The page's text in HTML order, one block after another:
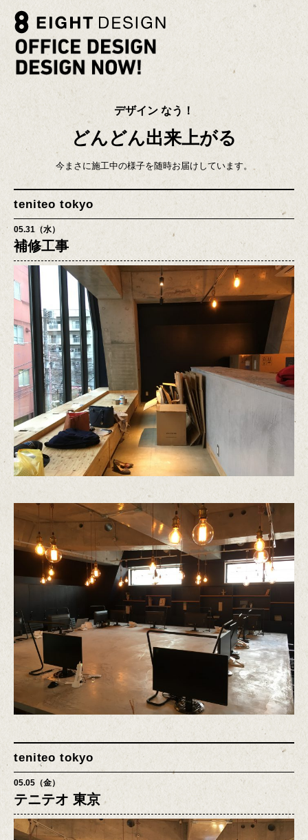
デザイン なう！
どんどん出来上がる
今まさに施工中の様子を随時お届けしています。
teniteo tokyo
05.31（水）
補修工事
teniteo tokyo
05.05（金）
テニテオ 東京